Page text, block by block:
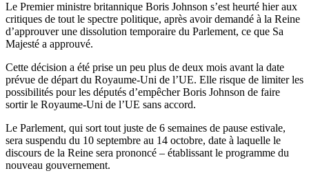
Le Premier ministre britannique Boris Johnson s’est heurté hier aux
critiques de tout le spectre politique, après avoir demandé à la Reine
d’approuver une dissolution temporaire du Parlement, ce que Sa
Majesté a approuvé.
Cette décision a été prise un peu plus de deux mois avant la date
prévue de départ du Royaume-Uni de l’UE. Elle risque de limiter les
possibilités pour les députés d’empêcher Boris Johnson de faire
sortir le Royaume-Uni de l’UE sans accord.
Le Parlement, qui sort tout juste de 6 semaines de pause estivale,
sera suspendu du 10 septembre au 14 octobre, date à laquelle le
discours de la Reine sera prononcé – établissant le programme du
nouveau gouvernement.